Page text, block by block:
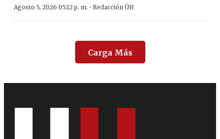
Agosto 5, 2026 05:12 p. m. · Redacción ÚH
Carga Más